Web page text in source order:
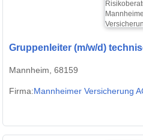
Gruppenleiter (m/w/d)
Mannheim, 68159
Firma:Mannheimer Versicherung